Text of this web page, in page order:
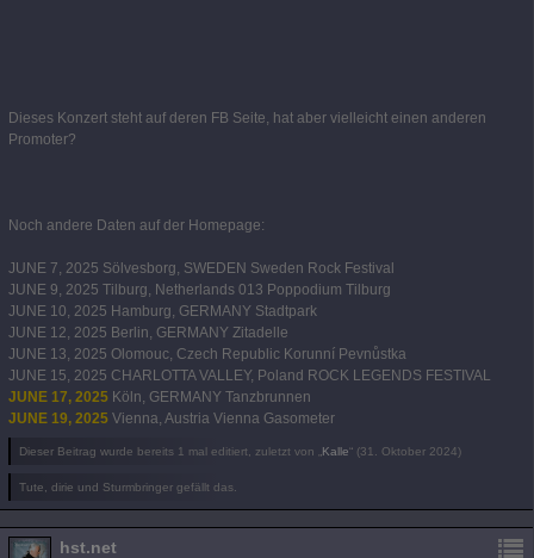
Dieses Konzert steht auf deren FB Seite, hat aber vielleicht einen anderen
Promoter?
Noch andere Daten auf der Homepage:
JUNE 7, 2025 Sölvesborg, SWEDEN Sweden Rock Festival
JUNE 9, 2025 Tilburg, Netherlands 013 Poppodium Tilburg
JUNE 10, 2025 Hamburg, GERMANY Stadtpark
JUNE 12, 2025 Berlin, GERMANY Zitadelle
JUNE 13, 2025 Olomouc, Czech Republic Korunní Pevnůstka
JUNE 15, 2025 CHARLOTTA VALLEY, Poland ROCK LEGENDS FESTIVAL
JUNE 17, 2025 Köln, GERMANY Tanzbrunnen
JUNE 19, 2025 Vienna, Austria Vienna Gasometer
Dieser Beitrag wurde bereits 1 mal editiert, zuletzt von „ Kalle“ (31. Oktober 2024)
Tute, dirie und Sturmbringer gefällt das.
hst.net